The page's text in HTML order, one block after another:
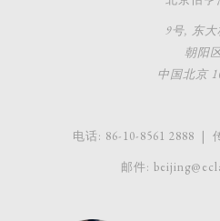
9号, 东大
朝阳
中国北京
电话: 86-10-8561 2888 |
邮件: